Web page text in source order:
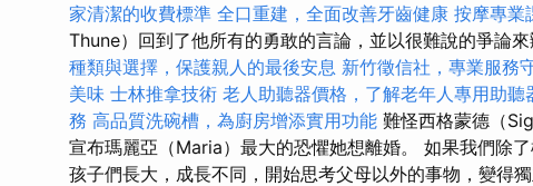
家清潔的收費標準 全口重建，全面改善牙齒健康 按摩專業
Thune）回到了他所有的勇敢的言論，並以很難說的爭論
種類與選擇，保護親人的最後安息 新竹徵信社，專業服務
美味 士林推拿技術 老人助聽器價格，了解老年人專用助聽
務 高品質洗碗槽，為廚房增添實用功能 難怪西格蒙德（
宣布瑪麗亞（Maria）最大的恐懼她想離婚。 如果我們除
孩子們長大，成長不同，開始思考父母以外的事物，變得